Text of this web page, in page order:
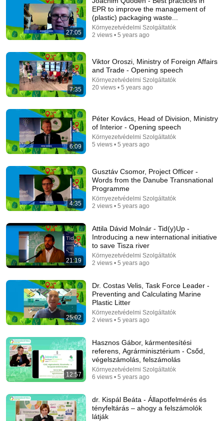
Comment...
Millions Are Starting To See What’s Coming for
America and They’re Getting Angry
A Homestead Journey • 205K views
ENTIRE AUDIENCE Stunned...
Marquee • 190K views
27:05
EPR to improve the management of
(plastic) packaging waste...
Környezetvédelmi Szolgáltatók
2 views • 5 years ago
7:35
Viktor Oroszi, Ministry of Foreign Affairs
and Trade - Opening speech
Környezetvédelmi Szolgáltatók
20 views • 5 years ago
6:09
Péter Kovács, Head of Division, Ministry
of Interior - Opening speech
Környezetvédelmi Szolgáltatók
5 views • 5 years ago
4:35
Gusztáv Csomor, Project Officer -
Words from the Danube Transnational
Programme
Környezetvédelmi Szolgáltatók
2 views • 5 years ago
21:19
Attila Dávid Molnár - Tid(y)Up -
Introducing a new international initiative
to save Tisza river
Környezetvédelmi Szolgáltatók
2 views • 5 years ago
25:02
Dr. Costas Velis, Task Force Leader -
Preventing and Calculating Marine
Plastic Litter
Környezetvédelmi Szolgáltatók
2 views • 5 years ago
12:57
Hasznos Gábor, kármentesítési
referens, Agrárminisztérium - Csőd,
végelszámolás, felszámolás
Környezetvédelmi Szolgáltatók
6 views • 5 years ago
dr. Kispál Beáta - Állapotfelmérés és
tényfeltárás – ahogy a felszámolók
látják